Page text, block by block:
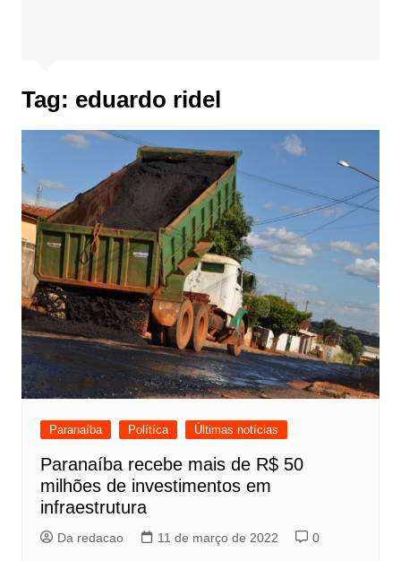
Tag: eduardo ridel
Paranaíba Polítíca Últimas notícias
Paranaíba recebe mais de R$ 50
milhões de investimentos em
infraestrutura
Da redacao 11 de março de 2022 0